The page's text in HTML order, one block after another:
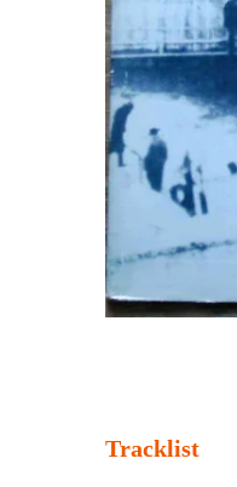
Tracklist